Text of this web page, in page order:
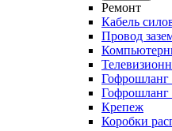
Ремонт
Кабель
Провод
Крепеж
Коробки